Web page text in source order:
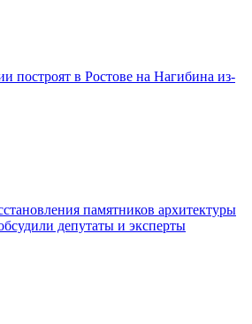
построят в Ростове на Нагибина из-
памятников архитектуры
депутаты и эксперты